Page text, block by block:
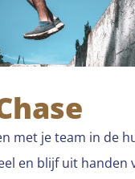
met je team in de
en blijf uit handen